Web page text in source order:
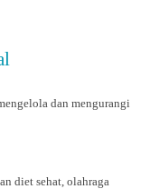
dan mengurangi
diet sehat, olahraga